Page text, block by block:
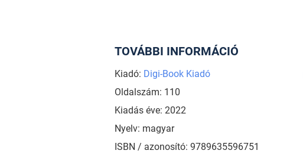
TOVÁBBI INFORMÁCIÓ
Kiadó: Digi-Book Kiadó
Oldalszám: 110
Kiadás éve: 2022
Nyelv: magyar
ISBN / azonosító: 9789635596751